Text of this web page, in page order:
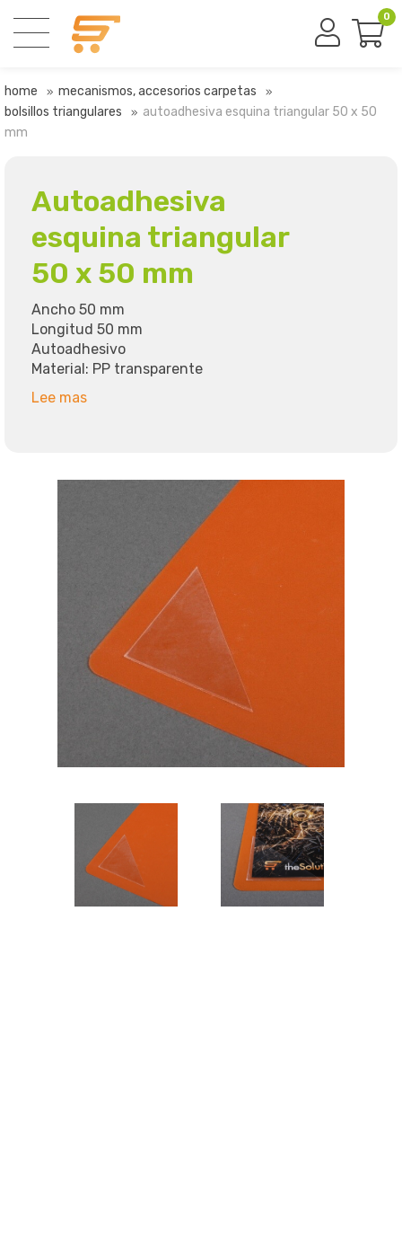
0
home
mecanismos, accesorios carpetas
bolsillos triangulares
autoadhesiva esquina triangular 50 x 50
mm
Autoadhesiva
esquina triangular
50 x 50 mm
Ancho 50 mm
Longitud 50 mm
Autoadhesivo
Material: PP transparente
Lee mas